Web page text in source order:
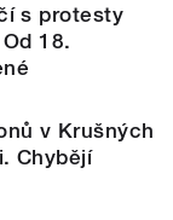
s protesty
18.
v Krušných
Chybějí